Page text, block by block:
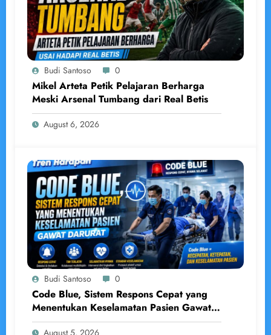
Budi Santoso 0
Mikel Arteta Petik Pelajaran Berharga
Meski Arsenal Tumbang dari Real Betis
August 6, 2026
Budi Santoso 0
Code Blue, Sistem Respons Cepat yang
Menentukan Keselamatan Pasien Gawat
Darurat
August 5, 2026